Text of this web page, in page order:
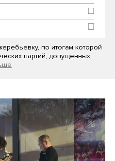
по итогам которой
партий, допущенных